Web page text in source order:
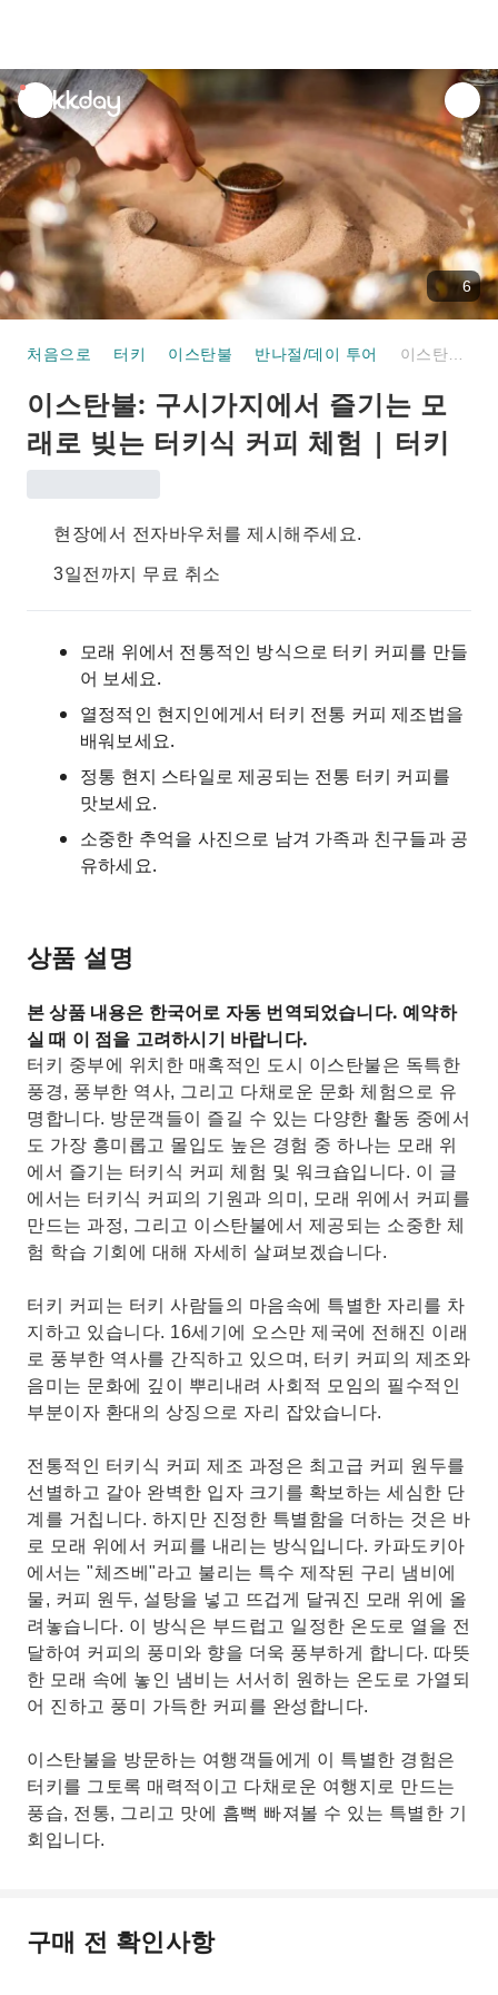
unread
notifications
6
처음으로 터키 이스탄불 반나절/데이 투어
이스탄불: 구시가지에서 즐기는 모
래로 빚는 터키식 커피 체험 | 터키
현장에서 전자바우처를 제시해주세요.
3일전까지 무료 취소
모래 위에서 전통적인 방식으로 터키 커피를 만들
어 보세요.
열정적인 현지인에게서 터키 전통 커피 제조법을
배워보세요.
정통 현지 스타일로 제공되는 전통 터키 커피를
맛보세요.
소중한 추억을 사진으로 남겨 가족과 친구들과 공
유하세요.
상품 설명
본 상품 내용은 한국어로 자동 번역되었습니다. 예약하
실 때 이 점을 고려하시기 바랍니다.
터키 중부에 위치한 매혹적인 도시 이스탄불은 독특한
풍경, 풍부한 역사, 그리고 다채로운 문화 체험으로 유
명합니다. 방문객들이 즐길 수 있는 다양한 활동 중에서
도 가장 흥미롭고 몰입도 높은 경험 중 하나는 모래 위
에서 즐기는 터키식 커피 체험 및 워크숍입니다. 이 글
에서는 터키식 커피의 기원과 의미, 모래 위에서 커피를
만드는 과정, 그리고 이스탄불에서 제공되는 소중한 체
험 학습 기회에 대해 자세히 살펴보겠습니다.
터키 커피는 터키 사람들의 마음속에 특별한 자리를 차
지하고 있습니다. 16세기에 오스만 제국에 전해진 이래
로 풍부한 역사를 간직하고 있으며, 터키 커피의 제조와
음미는 문화에 깊이 뿌리내려 사회적 모임의 필수적인
부분이자 환대의 상징으로 자리 잡았습니다.
전통적인 터키식 커피 제조 과정은 최고급 커피 원두를
선별하고 갈아 완벽한 입자 크기를 확보하는 세심한 단
계를 거칩니다. 하지만 진정한 특별함을 더하는 것은 바
로 모래 위에서 커피를 내리는 방식입니다. 카파도키아
에서는 "체즈베"라고 불리는 특수 제작된 구리 냄비에
물, 커피 원두, 설탕을 넣고 뜨겁게 달궈진 모래 위에 올
려놓습니다. 이 방식은 부드럽고 일정한 온도로 열을 전
달하여 커피의 풍미와 향을 더욱 풍부하게 합니다. 따뜻
한 모래 속에 놓인 냄비는 서서히 원하는 온도로 가열되
어 진하고 풍미 가득한 커피를 완성합니다.
이스탄불을 방문하는 여행객들에게 이 특별한 경험은
터키를 그토록 매력적이고 다채로운 여행지로 만드는
풍습, 전통, 그리고 맛에 흠뻑 빠져볼 수 있는 특별한 기
회입니다.
구매 전 확인사항